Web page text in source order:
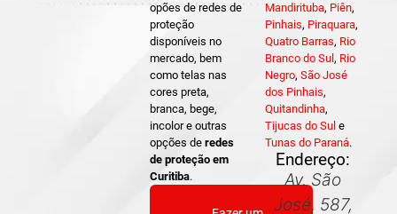
opões de redes de
proteção
disponíveis no
mercado, bem
como telas nas
cores preta,
branca, bege,
incolor e outras
opções deredes
de proteção em
Curitiba.
Mandirituba, Piên,
Pinhais, Piraquara,
Quatro Barras, Rio
Branco do Sul , Rio
Negro, São José
dos Pinhais,
Quitandinha,
Tijucas do Sul e
Tunas do Paraná.
Endereço:
Av. São
José, 587,